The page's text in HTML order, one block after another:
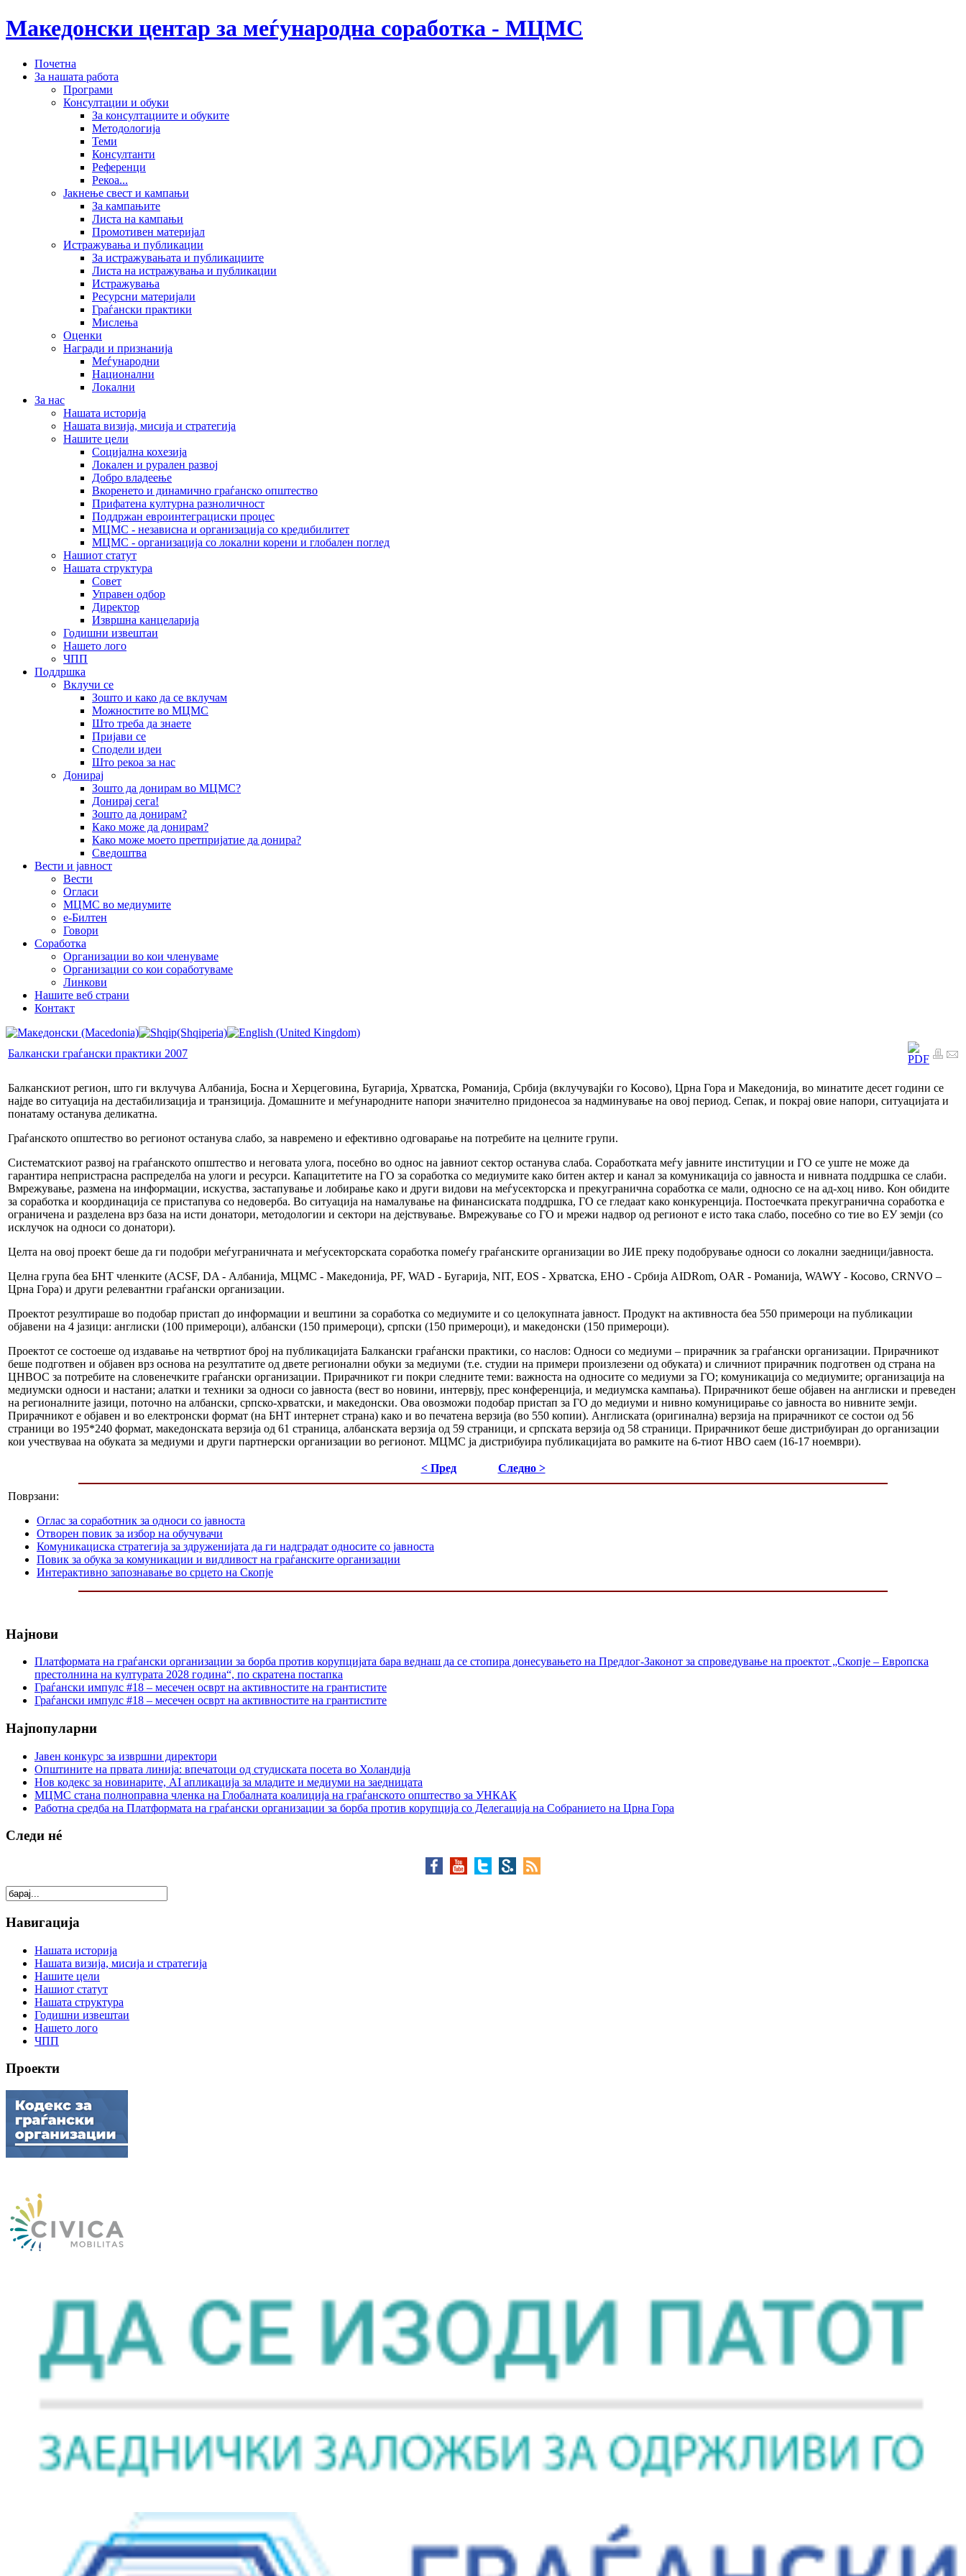
Македонски центар за меѓународна соработка - МЦМС
Почетна
За нашата работа
Програми
Консултации и обуки
За консултациите и обуките
Методологија
Теми
Консултанти
Референци
Рекоа...
Јакнење свест и кампањи
За кампањите
Листа на кампањи
Промотивен материјал
Истражувања и публикации
За истражувањата и публикациите
Листа на истражувања и публикации
Истражувања
Ресурсни материјали
Граѓански практики
Мислења
Оценки
Награди и признанија
Меѓународни
Национални
Локални
За нас
Нашата историја
Нашата визија, мисија и стратегија
Нашите цели
Социјална кохезија
Локален и рурален развој
Добро владеење
Вкоренето и динамично граѓанско општество
Прифатена културна разноличност
Поддржан евроинтеграциски процес
МЦМС - независна и организација со кредибилитет
МЦМС - организација со локални корени и глобален поглед
Нашиот статут
Нашата структура
Совет
Управен одбор
Директор
Извршна канцеларија
Годишни извештаи
Нашето лого
ЧПП
Поддршка
Вклучи се
Зошто и како да се вклучам
Можностите во МЦМС
Што треба да знаете
Пријави се
Сподели идеи
Што рекоа за нас
Донирај
Зошто да донирам во МЦМС?
Донирај сега!
Зошто да донирам?
Како може да донирам?
Како може моето претпријатие да донира?
Сведоштва
Вести и јавност
Вести
Огласи
МЦМС во медиумите
е-Билтен
Говори
Соработка
Организации во кои членуваме
Организации со кои соработуваме
Линкови
Нашите веб страни
Контакт
Балкански граѓански практики 2007
Балканскиот регион, што ги вклучува Албанија, Босна и Херцеговина, Бугарија, Хрватска, Романија, Србија (вклучувајќи го Косово), Црна Гора и Македонија, во минатите десет години се
најде во ситуација на дестабилизација и транзиција. Домашните и меѓународните напори значително придонесоа за надминување на овој период. Сепак, и покрај овие напори, ситуацијата и
понатаму останува деликатна.
Граѓанското општество во регионот останува слабо, за навремено и ефективно одговарање на потребите на целните групи.
Систематскиот развој на граѓанското општество и неговата улога, посебно во однос на јавниот сектор останува слаба. Соработката меѓу јавните институции и ГО се уште не може да
гарантира непристрасна распределба на улоги и ресурси. Капацитетите на ГО за соработка со медиумите како битен актер и канал за комуникација со јавноста и нивната поддршка се слаби.
Вмрежување, размена на информации, искуства, застапување и лобирање како и други видови на меѓусекторска и прекугранична соработка се мали, односно се на ад-хоц ниво. Кон обидите
за соработка и координација се пристапува со недоверба. Во ситуација на намалување на финансиската поддршка, ГО се гледаат како конкуренција. Постоечката прекугранична соработка е
ограничена и разделена врз база на исти донатори, методологии и сектори на дејствување. Вмрежување со ГО и мрежи надвор од регионот е исто така слабо, посебно со тие во ЕУ земји (со
исклучок на односи со донатори).
Целта на овој проект беше да ги подобри меѓуграничната и меѓусекторската соработка помеѓу граѓанските организации во ЈИЕ преку подобрување односи со локални заедници/јавноста.
Целна група беа БНТ членките (ACSF, DA - Албанија, МЦМС - Македонија, PF, WAD - Бугарија, NIT, EOS - Хрватска, EHO - Србија AIDRom, OAR - Романија, WAWY - Косово, CRNVO –
Црна Гора) и други релевантни граѓански организации.
Проектот резултираше во подобар пристап до информации и вештини за соработка со медиумите и со целокупната јавност. Продукт на активноста беа 550 примероци на публикации
објавени на 4 јазици: англиски (100 примероци), албански (150 примероци), српски (150 примероци), и македонски (150 примероци).
Проектот се состоеше од издавање на четвртиот број на публикацијата Балкански граѓански практики, со наслов: Односи со медиуми – прирачник за граѓански организации. Прирачникот
беше подготвен и објавен врз основа на резултатите од двете регионални обуки за медиуми (т.е. студии на примери произлезени од обуката) и сличниот прирачник подготвен од страна на
ЦНВОС за потребите на словенечките граѓански организации. Прирачникот ги покри следните теми: важноста на односите со медиуми за ГО; комуникација со медиумите; организација на
медиумски односи и настани; алатки и техники за односи со јавноста (вест во новини, интервју, прес конференција, и медиумска кампања). Прирачникот беше објавен на англиски и преведен
на регионалните јазици, поточно на албански, српско-хрватски, и македонски. Ова овозможи подобар пристап за ГО до медиуми и нивно комуницирање со јавноста во нивните земји.
Прирачникот е објавен и во електронски формат (на БНТ интернет страна) како и во печатена верзија (во 550 копии). Англиската (оригинална) верзија на прирачникот се состои од 56
страници во 195*240 формат, македонската верзија од 61 страница, албанската верзија од 59 страници, и српската верзија од 58 страници. Прирачникот беше дистрибуиран до организации
кои учествуваа на обуката за медиуми и други партнерски организации во регионот. МЦМС ја дистрибуира публикацијата во рамките на 6-тиот НВО саем (16-17 ноември).
< Пред Следно >
Поврзани:
Оглас за соработник за односи со јавноста
Отворен повик за избор на обучувачи
Комуникациска стратегија за здруженијата да ги надградат односите со јавноста
Повик за обука за комуникации и видливост на граѓанските организации
Интерактивно запознавање во срцето на Скопје
Најнови
Платформата на граѓански организации за борба против корупцијата бара веднаш да се стопира донесувањето на Предлог-Законот за спроведување на проектот „Скопје – Европска
престолнина на културата 2028 година“, по скратена постапка
Граѓански импулс #18 – месечен осврт на активностите на грантистите
Граѓански импулс #18 – месечен осврт на активностите на грантистите
Најпопуларни
Јавен конкурс за извршни директори
Општините на првата линија: впечатоци од студиската посета во Холандија
Нов кодекс за новинарите, AI апликација за младите и медиуми на заедницата
МЦМС стана полноправна членка на Глобалната коалиција на граѓанското општество за УНКАК
Работна средба на Платформата на граѓански организации за борба против корупција со Делегација на Собранието на Црна Гора
Следи нé
Навигација
Нашата историја
Нашата визија, мисија и стратегија
Нашите цели
Нашиот статут
Нашата структура
Годишни извештаи
Нашето лого
ЧПП
Проекти